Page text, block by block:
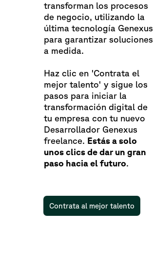
transforman los procesos
de negocio, utilizando la
última tecnología Genexus
para garantizar soluciones
a medida.
Haz clic en 'Contrata el
mejor talento' y sigue los
pasos para iniciar la
transformación digital de
tu empresa con tu nuevo
Desarrollador Genexus
freelance. Estás a solo
unos clics de dar un gran
paso hacia el futuro.
Contrata al mejor talento